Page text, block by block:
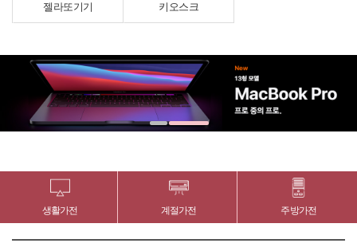
젤라또기기 키오스크
생활가전 계절가전 주방가전